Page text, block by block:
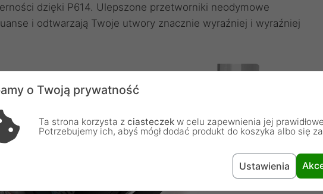
dzięki P614. Ulepszone przetworniki neodymowe
i odtwarzają Twoje utwory znacznie wyraźniej i wyraźniej
o Twoją prywatność
Ta strona korzysta z ciasteczek w celu zapewnienia jej
Potrzebujemy ich, abyś mógł dodać produkt do koszyka albo się
Ustawienia